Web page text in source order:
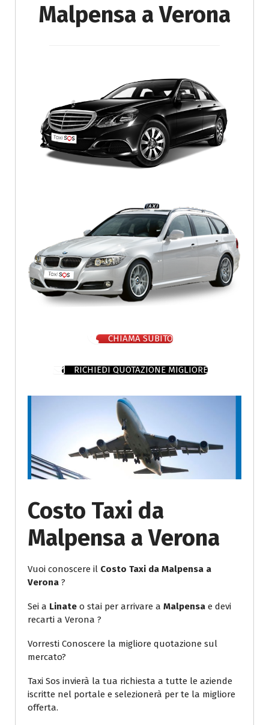
Malpensa a Verona
CHIAMA SUBITO
RICHIEDI QUOTAZIONE MIGLIORE
Costo Taxi da
Malpensa a Verona
Vuoi conoscere il Costo Taxi da Malpensa a
Verona ?
Sei a Linate o stai per arrivare a Malpensa e devi
recarti a Verona ?
Vorresti Conoscere la migliore quotazione sul
mercato?
Taxi Sos invierà la tua richiesta a tutte le aziende
iscritte nel portale e selezionerà per te la migliore
offerta.